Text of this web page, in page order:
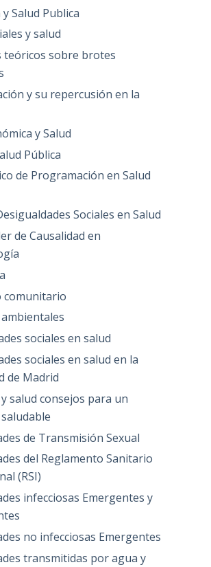
Salud Publica
y salud
teóricos sobre brotes
y su repercusión en la
y Salud
Pública
de Programación en Salud
Sociales en Salud
de Causalidad en
comunitario
sociales en salud
sociales en salud en la
de Madrid
salud consejos para un
de Transmisión Sexual
del Reglamento Sanitario
(RSI)
infecciosas Emergentes y
no infecciosas Emergentes
transmitidas por agua y